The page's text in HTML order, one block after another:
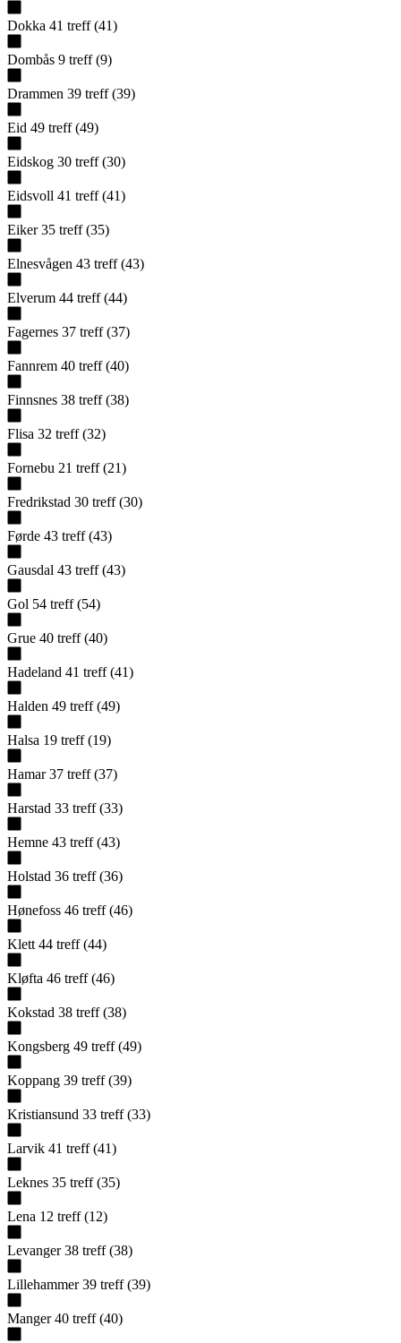
Dokka 41 treff (41)
Dombås 9 treff (9)
Drammen 39 treff (39)
Eid 49 treff (49)
Eidskog 30 treff (30)
Eidsvoll 41 treff (41)
Eiker 35 treff (35)
Elnesvågen 43 treff (43)
Elverum 44 treff (44)
Fagernes 37 treff (37)
Fannrem 40 treff (40)
Finnsnes 38 treff (38)
Flisa 32 treff (32)
Fornebu 21 treff (21)
Fredrikstad 30 treff (30)
Førde 43 treff (43)
Gausdal 43 treff (43)
Gol 54 treff (54)
Grue 40 treff (40)
Hadeland 41 treff (41)
Halden 49 treff (49)
Halsa 19 treff (19)
Hamar 37 treff (37)
Harstad 33 treff (33)
Hemne 43 treff (43)
Holstad 36 treff (36)
Hønefoss 46 treff (46)
Klett 44 treff (44)
Kløfta 46 treff (46)
Kokstad 38 treff (38)
Kongsberg 49 treff (49)
Koppang 39 treff (39)
Kristiansund 33 treff (33)
Larvik 41 treff (41)
Leknes 35 treff (35)
Lena 12 treff (12)
Levanger 38 treff (38)
Lillehammer 39 treff (39)
Manger 40 treff (40)